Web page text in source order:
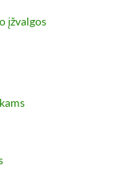
įžvalgos